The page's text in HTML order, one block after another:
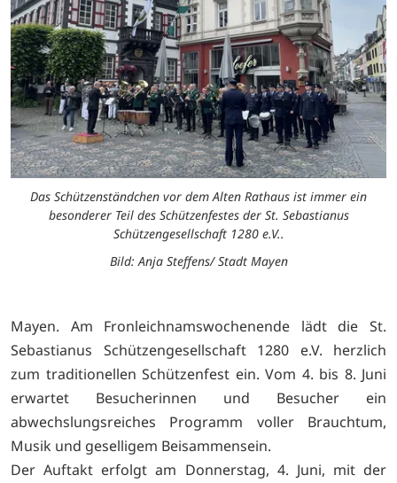
Das Schützenständchen vor dem Alten Rathaus ist immer ein
besonderer Teil des Schützenfestes der St. Sebastianus
Schützengesellschaft 1280 e.V..
Bild: Anja Steffens/ Stadt Mayen
Mayen. Am Fronleichnamswochenende lädt die St.
Sebastianus Schützengesellschaft 1280 e.V. herzlich
zum traditionellen Schützenfest ein. Vom 4. bis 8. Juni
erwartet Besucherinnen und Besucher ein
abwechslungsreiches Programm voller Brauchtum,
Musik und geselligem Beisammensein.
Der Auftakt erfolgt am Donnerstag, 4. Juni, mit der